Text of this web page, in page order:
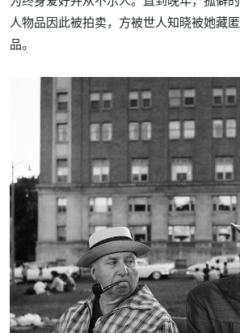
人物品因此被拍卖，方被世人知晓被她藏
品。